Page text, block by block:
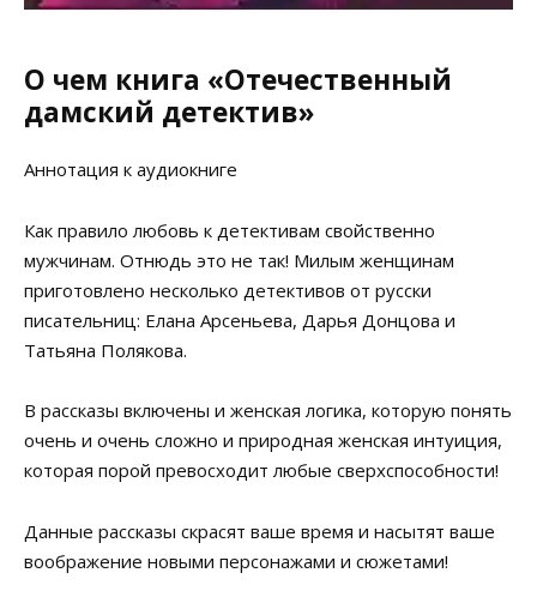
О чем книга «Отечественный
дамский детектив»
Аннотация к аудиокниге
Как правило любовь к детективам свойственно
мужчинам. Отнюдь это не так! Милым женщинам
приготовлено несколько детективов от русски
писательниц: Елана Арсеньева, Дарья Донцова и
Татьяна Полякова.
В рассказы включены и женская логика, которую понять
очень и очень сложно и природная женская интуиция,
которая порой превосходит любые сверхспособности!
Данные рассказы скрасят ваше время и насытят ваше
воображение новыми персонажами и сюжетами!